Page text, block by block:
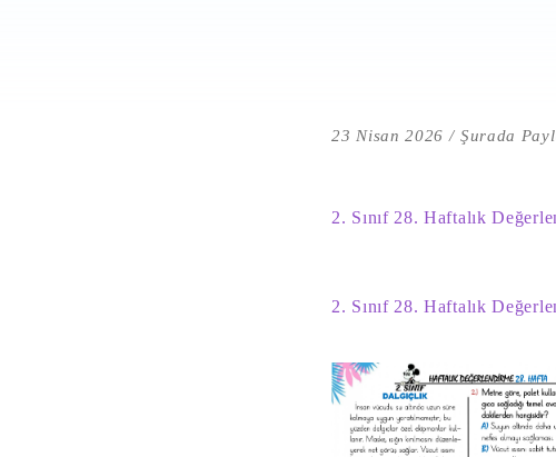
23 Nisan 2026 Şurada
2. Sınıf 28. Haftalık
2. Sınıf 28. Haftalık